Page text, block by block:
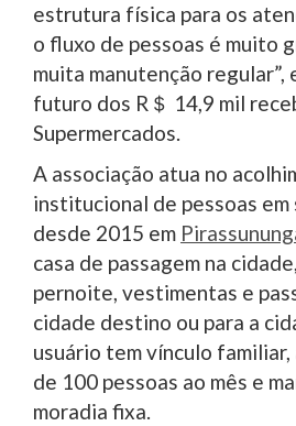
estrutura física para os
o fluxo de pessoas é muito
muita manutenção regular”,
futuro dos R＄ 14,9 mil
Supermercados.
A associação atua no
institucional de pessoas em
desde 2015 em
casa de passagem na
pernoite, vestimentas e
cidade destino ou para a
usuário tem vínculo
de 100 pessoas ao mês e
moradia fixa.